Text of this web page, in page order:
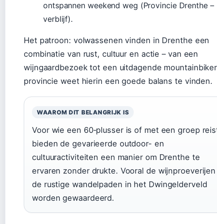
ontspannen weekend weg (Provincie Drenthe –
verblijf).
Het patroon: volwassenen vinden in Drenthe een
combinatie van rust, cultuur en actie – van een
wijngaardbezoek tot een uitdagende
provincie weet hierin een goede balans te vinden.
WAAROM DIT BELANGRIJK IS
Voor wie een 60‑plusser is of met een groep
bieden de gevarieerde outdoor- en
cultuuractiviteiten een manier om Drenthe te
ervaren zonder drukte. Vooral de
de rustige wandelpaden in het Dwingelderveld
worden gewaardeerd.